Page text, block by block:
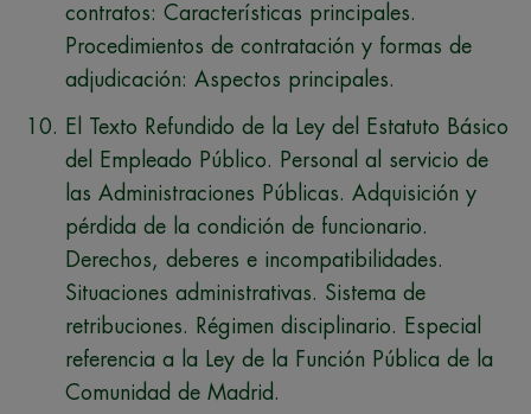
contratos: Características principales.
Procedimientos de contratación y formas de
adjudicación: Aspectos principales.
El Texto Refundido de la Ley del Estatuto Básico
del Empleado Público. Personal al servicio de
las Administraciones Públicas. Adquisición y
pérdida de la condición de funcionario.
Derechos, deberes e incompatibilidades.
Situaciones administrativas. Sistema de
retribuciones. Régimen disciplinario. Especial
referencia a la Ley de la Función Pública de la
Comunidad de Madrid.